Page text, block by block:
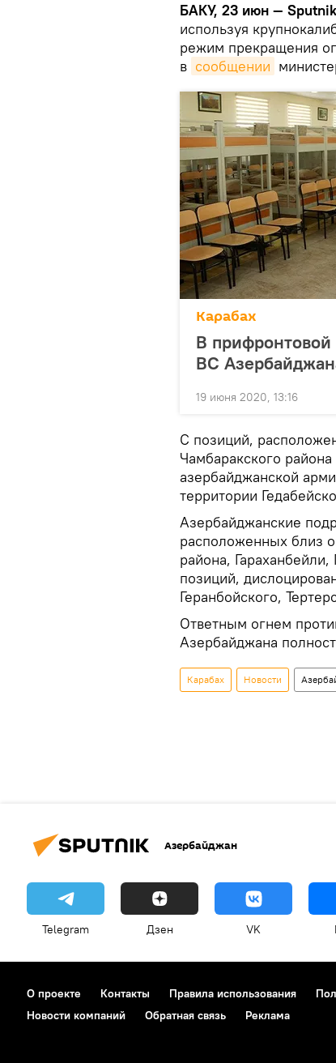
БАКУ, 23 июн —
используя
режим прекращения
в сообщении
Карабах
В прифронтовой
ВС
19 июня 2020, 13:16
С позиций,
Чамбаракского
азербайджанской
территории
Азербайджанские
расположенных близ
района,
позиций,
Геранбойского,
Ответным огнем
Азербайджана
Карабах Новости
Азербайджан
Telegram Дзен VK
О проекте Контакты Правила использования
Новости компаний
Обратная связь Реклама